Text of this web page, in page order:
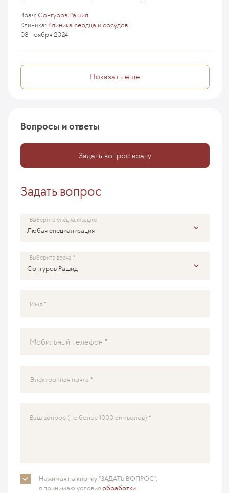
Клиника: Клиника сердца и сосудов
Врач: Сонгуров Рашид
08 ноября 2024
Показать еще
Вопросы и ответы
Задать вопрос врачу
Задать вопрос
Выберите специализацию
Выберите врача
Имя
Мобильный телефон
Электронная почта
Ваш вопрос (не более 1000 символов)
Нажимая на кнопку "ЗАДАТЬ ВОПРОС",
я принимаюусловияобработки